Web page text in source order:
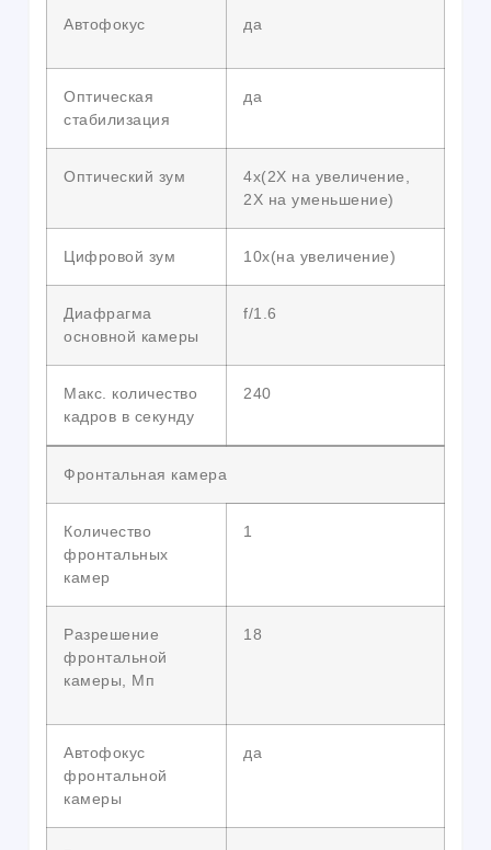
Автофокус да
Оптическая
стабилизация
да
Оптический зум
4x(2X на увеличение,
2X на уменьшение)
Цифровой зум 10x(на увеличение)
Диафрагма
основной камеры
f/1.6
Макс. количество
кадров в секунду
240
Фронтальная камера
Количество
фронтальных
камер
1
Разрешение
фронтальной
камеры, Мп
18
Автофокус
фронтальной
камеры
да